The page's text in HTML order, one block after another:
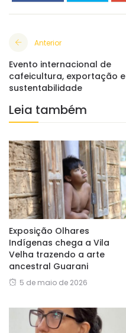
Anterior
Evento internacional de
cafeicultura, exportação e
sustentabilidade
Leia também
Exposição Olhares
Indígenas chega a Vila
Velha trazendo a arte
ancestral Guarani
5 de maio de 2026